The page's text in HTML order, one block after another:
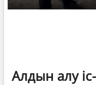
Алдын алу